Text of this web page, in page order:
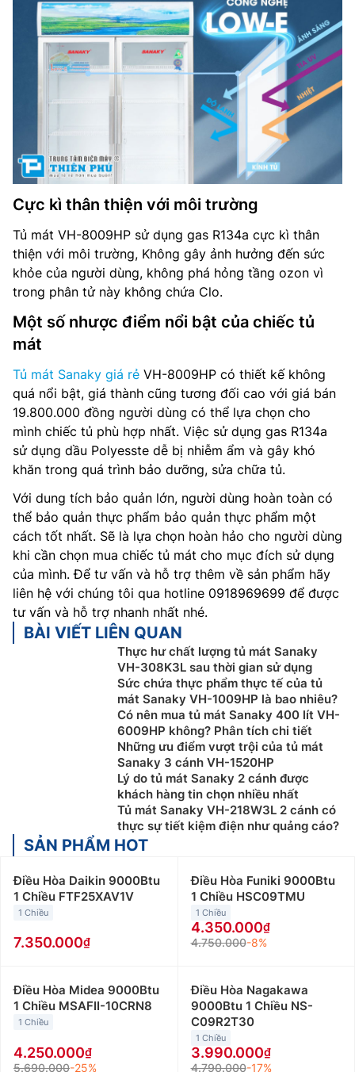
Cực kì thân thiện với môi trường
Tủ mát VH-8009HP sử dụng gas R134a cực kì thân
thiện với môi trường, Không gây ảnh hưởng đến sức
khỏe của người dùng, không phá hỏng tầng ozon vì
trong phân tử này không chứa Clo.
Một số nhược điểm nổi bật của chiếc tủ
mát
Tủ mát Sanaky giá rẻ VH-8009HP có thiết kế không
quá nổi bật, giá thành cũng tương đối cao với giá bán
19.800.000 đồng người dùng có thể lựa chọn cho
mình chiếc tủ phù hợp nhất. Việc sử dụng gas R134a
sử dụng dầu Polyesste dễ bị nhiễm ẩm và gây khó
khăn trong quá trình bảo dưỡng, sửa chữa tủ.
Với dung tích bảo quản lớn, người dùng hoàn toàn có
thể bảo quản thực phẩm bảo quản thực phẩm một
cách tốt nhất. Sẽ là lựa chọn hoàn hảo cho người dùng
khi cần chọn mua chiếc tủ mát cho mục đích sử dụng
của mình. Để tư vấn và hỗ trợ thêm về sản phẩm hãy
liên hệ với chúng tôi qua hotline 0918969699 để được
tư vấn và hỗ trợ nhanh nhất nhé.
BÀI VIẾT LIÊN QUAN
Thực hư chất lượng tủ mát Sanaky
VH-308K3L sau thời gian sử dụng
Sức chứa thực phẩm thực tế của tủ
mát Sanaky VH-1009HP là bao nhiêu?
Có nên mua tủ mát Sanaky 400 lít VH-
6009HP không? Phân tích chi tiết
Những ưu điểm vượt trội của tủ mát
Sanaky 3 cánh VH-1520HP
Lý do tủ mát Sanaky 2 cánh được
khách hàng tin chọn nhiều nhất
Tủ mát Sanaky VH-218W3L 2 cánh có
thực sự tiết kiệm điện như quảng cáo?
SẢN PHẨM HOT
Điều Hòa Daikin 9000Btu
1 Chiều FTF25XAV1V
1 Chiều
7.350.000
Điều Hòa Funiki 9000Btu
1 Chiều HSC09TMU
1 Chiều
4.350.000
4.750.000-8%
Điều Hòa Midea 9000Btu
1 Chiều MSAFII-10CRN8
1 Chiều
4.250.000
5.690.000-25%
Điều Hòa Nagakawa
9000Btu 1 Chiều NS-
C09R2T30
1 Chiều
3.990.000
4.790.000-17%